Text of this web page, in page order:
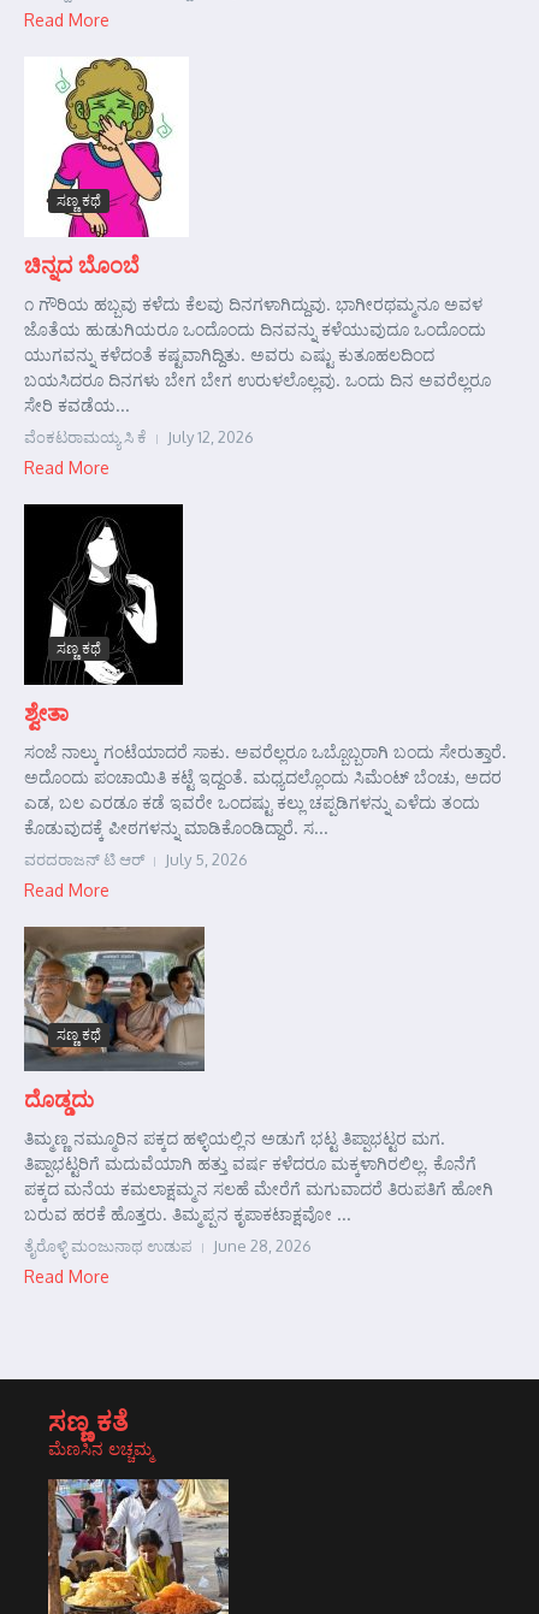
Read More
ಸಣ್ಣ ಕಥೆ
ಚಿನ್ನದ ಬೊಂಬೆ
೧ ಗೌರಿಯ ಹಬ್ಬವು ಕಳೆದು ಕೆಲವು ದಿನಗಳಾಗಿದ್ದುವು. ಭಾಗೀರಥಮ್ಮನೂ ಅವಳ
ಜೊತೆಯ ಹುಡುಗಿಯರೂ ಒಂದೊಂದು ದಿನವನ್ನು ಕಳೆಯುವುದೂ ಒಂದೊಂದು
ಯುಗವನ್ನು ಕಳೆದಂತೆ ಕಷ್ಟವಾಗಿದ್ದಿತು. ಅವರು ಎಷ್ಟು ಕುತೂಹಲದಿಂದ
ಬಯಸಿದರೂ ದಿನಗಳು ಬೇಗ ಬೇಗ ಉರುಳಲೊಲ್ಲವು. ಒಂದು ದಿನ ಅವರೆಲ್ಲರೂ
ಸೇರಿ ಕವಡೆಯ...
ವೆಂಕಟರಾಮಯ್ಯ ಸಿ ಕೆ July 12, 2026
Read More
ಸಣ್ಣ ಕಥೆ
ಶ್ವೇತಾ
ಸಂಜೆ ನಾಲ್ಕು ಗಂಟೆಯಾದರೆ ಸಾಕು. ಅವರೆಲ್ಲರೂ ಒಬ್ಬೊಬ್ಬರಾಗಿ ಬಂದು ಸೇರುತ್ತಾರೆ.
ಅದೊಂದು ಪಂಚಾಯಿತಿ ಕಟ್ಟೆ ಇದ್ದಂತೆ. ಮಧ್ಯದಲ್ಲೊಂದು ಸಿಮೆಂಟ್ ಬೆಂಚು, ಅದರ
ಎಡ, ಬಲ ಎರಡೂ ಕಡೆ ಇವರೇ ಒಂದಷ್ಟು ಕಲ್ಲು ಚಪ್ಪಡಿಗಳನ್ನು ಎಳೆದು ತಂದು
ಕೊಡುವುದಕ್ಕೆ ಪೀಠಗಳನ್ನು ಮಾಡಿಕೊಂಡಿದ್ದಾರೆ. ಸ...
ವರದರಾಜನ್ ಟಿ ಆರ್ July 5, 2026
Read More
ಸಣ್ಣ ಕಥೆ
ದೊಡ್ಡದು
ತಿಮ್ಮಣ್ಣ ನಮ್ಮೂರಿನ ಪಕ್ಕದ ಹಳ್ಳಿಯಲ್ಲಿನ ಅಡುಗೆ ಭಟ್ಟ ತಿಪ್ಪಾಭಟ್ಟರ ಮಗ.
ತಿಪ್ಪಾಭಟ್ಟರಿಗೆ ಮದುವೆಯಾಗಿ ಹತ್ತು ವರ್ಷ ಕಳೆದರೂ ಮಕ್ಕಳಾಗಿರಲಿಲ್ಲ. ಕೊನೆಗೆ
ಪಕ್ಕದ ಮನೆಯ ಕಮಲಾಕ್ಷಮ್ಮನ ಸಲಹೆ ಮೇರೆಗೆ ಮಗುವಾದರೆ ತಿರುಪತಿಗೆ ಹೋಗಿ
ಬರುವ ಹರಕೆ ಹೊತ್ತರು. ತಿಮ್ಮಪ್ಪನ ಕೃಪಾಕಟಾಕ್ಷವೋ ...
ತೈರೊಳ್ಳಿ ಮಂಜುನಾಥ ಉಡುಪ June 28, 2026
Read More
ಸಣ್ಣ ಕತೆ
ಮೆಣಸಿನ ಲಚ್ಚಮ್ಮ